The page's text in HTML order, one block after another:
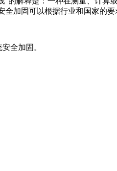
全加固可以根据行业和国家的
全加固。